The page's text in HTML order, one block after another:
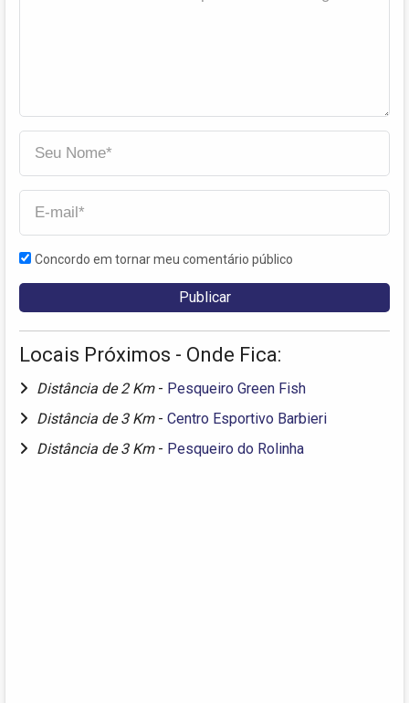
Concordo em tornar meu comentário público
Locais Próximos - Onde Fica:
Distância de 2 Km - Pesqueiro Green Fish
Distância de 3 Km - Centro Esportivo Barbieri
Distância de 3 Km - Pesqueiro do Rolinha